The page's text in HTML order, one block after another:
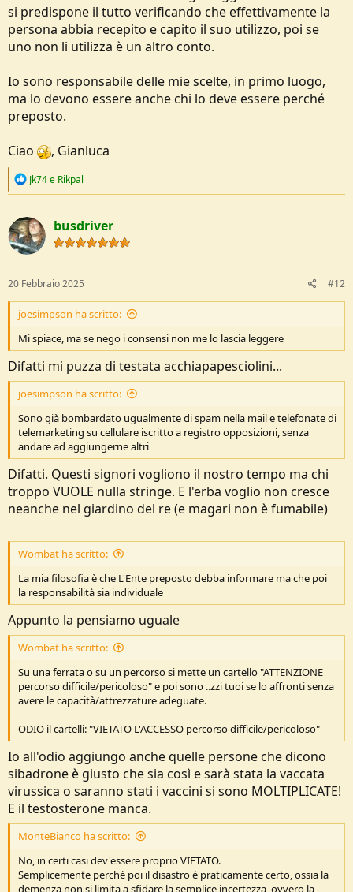
si predispone il tutto verificando che effettivamente la
persona abbia recepito e capito il suo utilizzo, poi se
uno non li utilizza è un altro conto.
Io sono responsabile delle mie scelte, in primo luogo,
ma lo devono essere anche chi lo deve essere perché
preposto.
Ciao
, Gianluca
R
c
t
i
o
s
:
Jk74e Rikpal
busdriver
20 Febbraio 2025 #12
joesimpson ha scritto:
Mi spiace, ma se nego i consensi non me lo lascia leggere
Difatti mi puzza di testata acchiapapesciolini...
joesimpson ha scritto:
Sono già bombardato ugualmente di spam nella mail e telefonate di
telemarketing su cellulare iscritto a registro opposizioni, senza
andare ad aggiungerne altri
Difatti. Questi signori vogliono il nostro tempo ma chi
troppo VUOLE nulla stringe. E l'erba voglio non cresce
neanche nel giardino del re (e magari non è fumabile)
Wombat ha scritto:
La mia filosofia è che L'Ente preposto debba informare ma che poi
la responsabilità sia individuale
Appunto la pensiamo uguale
Wombat ha scritto:
Su una ferrata o su un percorso si mette un cartello "ATTENZIONE
percorso difficile/pericoloso" e poi sono ..zzi tuoi se lo affronti senza
avere le capacità/attrezzature adeguate.
ODIO il cartelli: "VIETATO L'ACCESSO percorso difficile/pericoloso"
Io all'odio aggiungo anche quelle persone che dicono
sibadrone è giusto che sia così e sarà stata la vaccata
virussica o saranno stati i vaccini si sono MOLTIPLICATE!
E il testosterone manca.
MonteBianco ha scritto:
No, in certi casi dev'essere proprio VIETATO.
Semplicemente perché poi il disastro è praticamente certo, ossia la
demenza non si limita a sfidare la semplice incertezza, ovvero la